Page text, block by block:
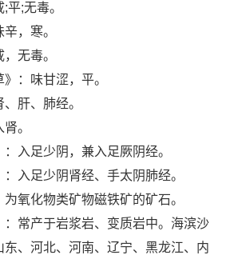
;无毒。
，寒。
无毒。
味甘涩，平。
肝、肺经。
。
足少阴，兼入足厥阴经。
足少阴肾经、手太阴肺经。
化物类矿物磁铁矿的矿石。
常产于岩浆岩、变质岩中。海滨沙
东、河北、河南、辽宁、黑龙江、内